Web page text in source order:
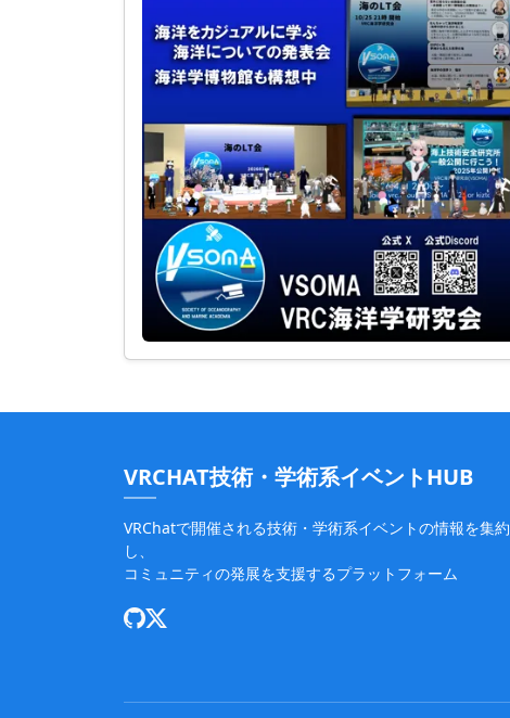
VRCHAT技術・学術系イベントHUB
VRChatで開催される技術・学術系イベントの情報を集約
し、
コミュニティの発展を支援するプラットフォーム